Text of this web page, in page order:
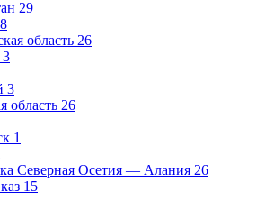
29
область 26
3
3
область 26
1
Северная Осетия — Алания 26
15